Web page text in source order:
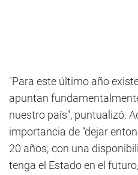
"Para este último año
apuntan
nuestro país", puntualizó.
importancia de “dejar
20 años; con una
tenga el Estado en el